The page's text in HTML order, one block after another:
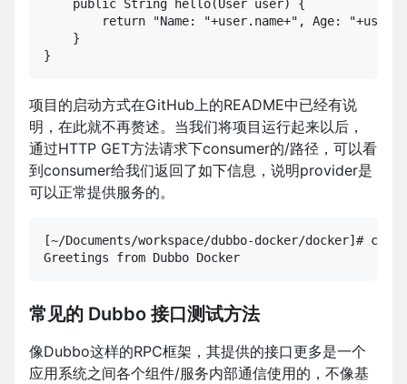
    public String hello(User user) {
return "Name: "+user.name+", Age:
    }
}
项目的启动方式在GitHub上的README中已经有说
明，在此就不再赘述。当我们将项目运行起来以后，
通过HTTP GET方法请求下consumer的/路径，可以看
到consumer给我们返回了如下信息，说明provider是
可以正常提供服务的。
[~/Documents/workspace/dubbo-docker/docker]#
Greetings from Dubbo Docker
常见的 Dubbo 接口测试方法
像Dubbo这样的RPC框架，其提供的接口更多是一个
应用系统之间各个组件/服务内部通信使用的，不像基